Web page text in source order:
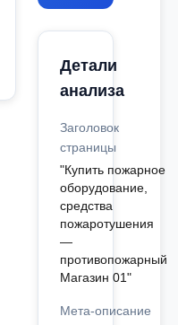
Детали
анализа
Заголовок
страницы
"Купить пожарное
оборудование,
средства
пожаротушения
—
противопожарный
Магазин 01"
Мета-описание